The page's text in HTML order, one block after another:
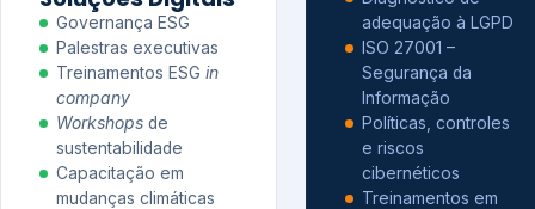
Governança ESG
Palestras executivas
Treinamentos ESG in
company
Workshops de
sustentabilidade
Capacitação em
mudanças climáticas
adequação à LGPD
ISO 27001 –
Segurança da
Informação
Políticas, controles
e riscos
cibernéticos
Treinamentos em